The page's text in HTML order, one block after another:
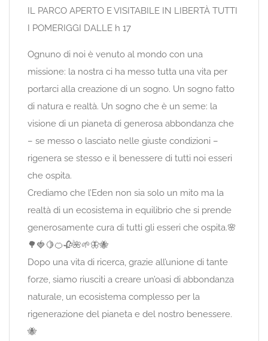
IL PARCO APERTO E VISITABILE IN LIBERTÀ TUTTI
I POMERIGGI DALLE h 17
Ognuno di noi è venuto al mondo con una
missione: la nostra ci ha messo tutta una vita per
portarci alla creazione di un sogno. Un sogno fatto
di natura e realtà. Un sogno che è un seme: la
visione di un pianeta di generosa abbondanza che
– se messo o lasciato nelle giuste condizioni –
rigenera se stesso e il benessere di tutti noi esseri
che ospita.
Crediamo che l’Eden non sia solo un mito ma la
realtà di un ecosistema in equilibrio che si prende
generosamente cura di tutti gli esseri che ospita.🌸
🌳🍓🍋🍊🥀🌺🌱🦋🐝
Dopo una vita di ricerca, grazie all’unione di tante
forze, siamo riusciti a creare un’oasi di abbondanza
naturale, un ecosistema complesso per la
rigenerazione del pianeta e del nostro benessere.
🐝